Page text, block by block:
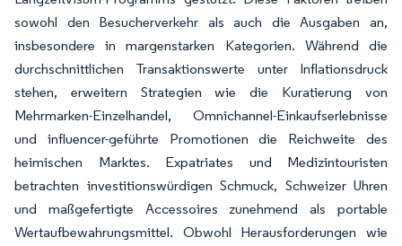
sowohl den Besucherverkehr als auch die Ausgaben an,
insbesondere in margenstarken Kategorien. Während die
durchschnittlichen Transaktionswerte unter Inflationsdruck
stehen, erweitern Strategien wie die Kuratierung von
Mehrmarken-Einzelhandel, Omnichannel-Einkaufserlebnisse
und influencer-geführte Promotionen die Reichweite des
heimischen Marktes. Expatriates und Medizintouristen
betrachten investitionswürdigen Schmuck, Schweizer Uhren
und maßgefertigte Accessoires zunehmend als portable
Wertaufbewahrungsmittel. Obwohl Herausforderungen wie